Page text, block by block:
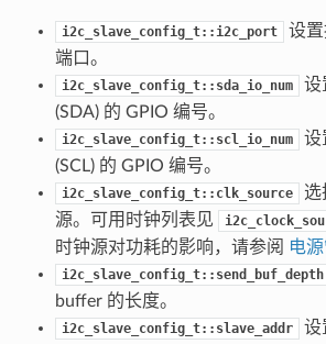
i2c_slave_config_t::i2c_port
设
端口。
i2c_slave_config_t::sda_io_num
设
(SDA) 的 GPIO 编号。
i2c_slave_config_t::scl_io_num
设
(SCL) 的 GPIO 编号。
i2c_slave_config_t::clk_source
选
源。可用时钟列表见
时钟源对功耗的影响，请参阅 电
i2c_slave_config_t::send_buf_depth
buffer 的长度。
i2c_slave_config_t::slave_addr 设